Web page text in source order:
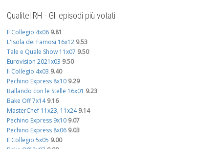
Qualitel RH - Gli episodi più votati
Il Collegio 4x06 9.81
L'Isola dei Famosi 16x12 9.53
Tale e Quale Show 11x07 9.50
Eurovision 2021x03 9.50
Il Collegio 4x03 9.40
Pechino Express 8x10 9.29
Ballando con le Stelle 16x01 9.23
Bake Off 7x14 9.16
MasterChef 11x23, 11x24 9.14
Pechino Express 9x10 9.07
Pechino Express 8x06 9.03
Il Collegio 5x05 9.00